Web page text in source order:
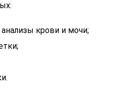
крови и мочи;